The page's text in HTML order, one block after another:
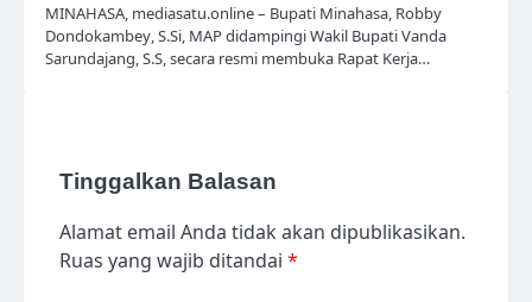
MINAHASA, mediasatu.online – Bupati Minahasa, Robby
Dondokambey, S.Si, MAP didampingi Wakil Bupati Vanda
Sarundajang, S.S, secara resmi membuka Rapat Kerja…
Tinggalkan Balasan
Alamat email Anda tidak akan dipublikasikan.
Ruas yang wajib ditandai *